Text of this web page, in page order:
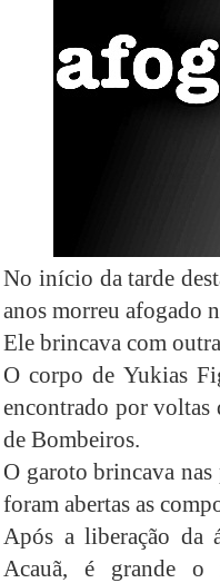
No início da tarde
anos morreu afogado
Ele brincava com
O corpo de Yukias
encontrado por voltas
de Bombeiros.
O garoto brincava
foram abertas as
Após a liberação da
Acauã, é grande o